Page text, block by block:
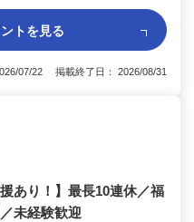
トを見る
07/22 掲載終了日： 2026/08/31
あり！】最長10連休／福
未経験歓迎